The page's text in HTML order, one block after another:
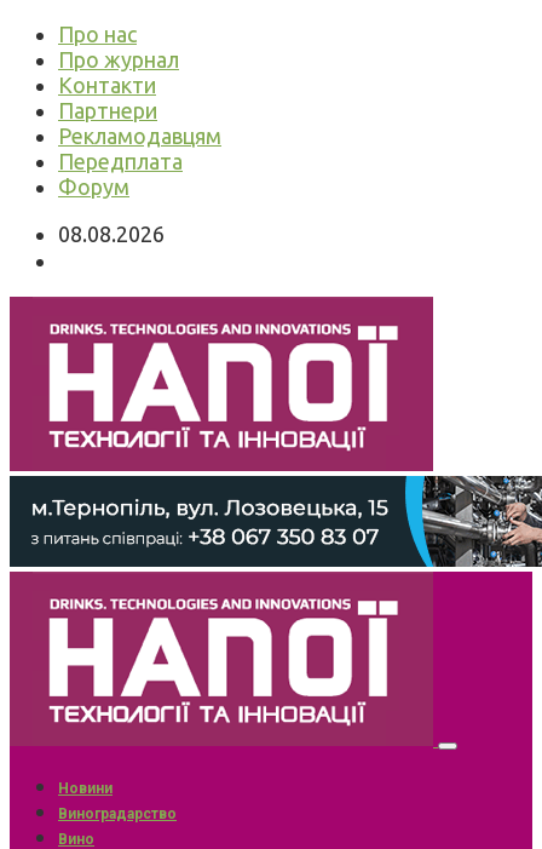
Про нас
Про журнал
Контакти
Партнери
Рекламодавцям
Передплата
Форум
08.08.2026
Новини
Виноградарство
Вино